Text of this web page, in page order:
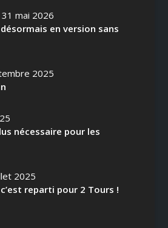
31 mai 2026
en version sans
2025
nécessaire pour les
2025
reparti pour 2 Tours !